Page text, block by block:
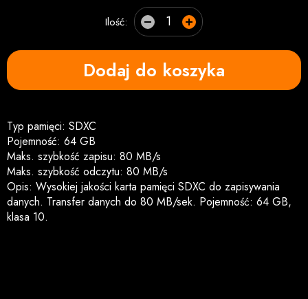
Ilość:
Dodaj do koszyka
Typ pamięci: SDXC
Pojemność: 64 GB
Maks. szybkość zapisu: 80 MB/s
Maks. szybkość odczytu: 80 MB/s
Opis: Wysokiej jakości karta pamięci SDXC do zapisywania
danych. Transfer danych do 80 MB/sek. Pojemność: 64 GB,
klasa 10.